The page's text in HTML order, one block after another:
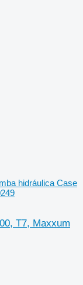
hidráulica Case
T7, Maxxum